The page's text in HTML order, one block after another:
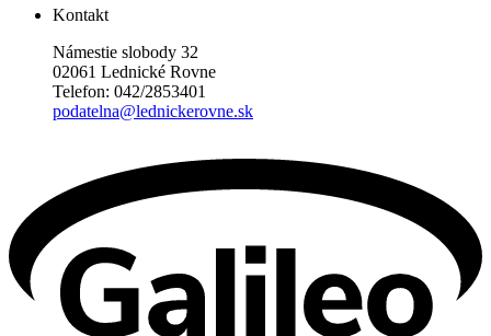
Kontakt
Námestie slobody 32
02061 Lednické Rovne
Telefon: 042/2853401
podatelna@lednickerovne.sk